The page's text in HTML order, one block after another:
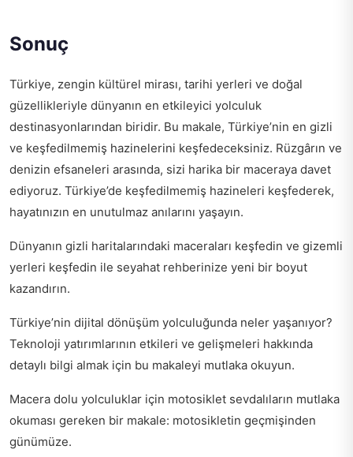
Sonuç
Türkiye, zengin kültürel mirası, tarihi yerleri ve doğal
güzellikleriyle dünyanın en etkileyici yolculuk
destinasyonlarından biridir. Bu makale, Türkiye’nin en gizli
ve keşfedilmemiş hazinelerini keşfedeceksiniz. Rüzgârın ve
denizin efsaneleri arasında, sizi harika bir maceraya davet
ediyoruz. Türkiye’de keşfedilmemiş hazineleri keşfederek,
hayatınızın en unutulmaz anılarını yaşayın.
Dünyanın gizli haritalarındaki maceraları keşfedin ve gizemli
yerleri keşfedin ile seyahat rehberinize yeni bir boyut
kazandırın.
Türkiye’nin dijital dönüşüm yolculuğunda neler yaşanıyor?
Teknoloji yatırımlarının etkileri ve gelişmeleri hakkında
detaylı bilgi almak için bu makaleyi mutlaka okuyun.
Macera dolu yolculuklar için motosiklet sevdalıların mutlaka
okuması gereken bir makale: motosikletin geçmişinden
günümüze.